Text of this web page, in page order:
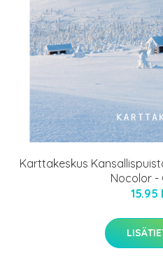
Karttakeskus
Nocolor -
15.95